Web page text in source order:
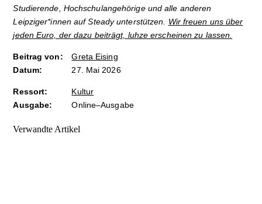
Studierende, Hochschulangehörige und alle anderen
Leipziger*innen auf Steady unterstützen. Wir freuen uns über
jeden Euro, der dazu beiträgt, luhze erscheinen zu lassen.
Beitrag von:
Greta Eising
Datum:
27. Mai 2026
Ressort:
Kultur
Ausgabe:
Online–Ausgabe
Verwandte Artikel